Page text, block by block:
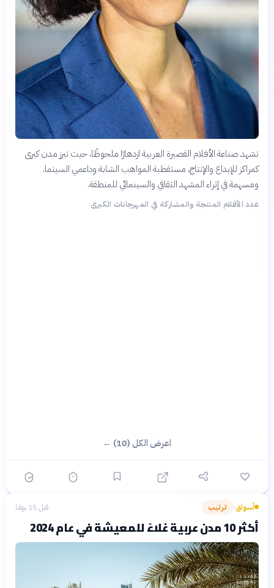
تشهد صناعة الأفلام القصيرة العربية ازدهارًا ملحوظًا، حيث تبرز مدن كبرى
كمراكز للإبداع والإنتاج، مستقطبة المواهب الشابة وداعمي السينما،
ومسهمة في إثراء المشهد الثقافي والسينمائي للمنطقة.
عدد الأفلام المنتجة والمشاركة في المهرجانات الكبرى
اعرض الكل (10) ←
أسواق› ترتيب قبل 15 يومًا
أكثر 10 مدن عربية غلاءً للمعيشة في عام 2024